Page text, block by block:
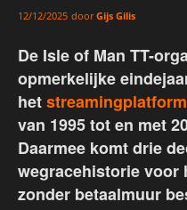
12/12/2025 door Gijs Gilis
De Isle of Man TT-
opmerkelijke
het
van 1995 tot en met
Daarmee komt drie
wegracehistorie voor
zonder betaalmuur